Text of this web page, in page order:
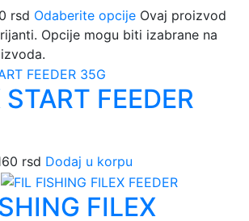
rsd Odaberite opcije Ovaj proizvod
Opcije mogu biti izabrane na
START FEEDER
rsd Dodaj u korpu
FILEX